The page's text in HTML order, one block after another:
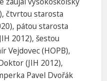
čtvrtou starosta
pátou starosta
2012), šestou
Vejdovec (HOPB),
(JIH 2012),
Pavel Dvořák